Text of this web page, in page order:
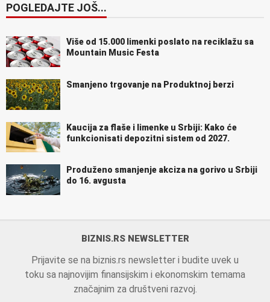
POGLEDAJTE JOŠ...
Više od 15.000 limenki poslato na reciklažu sa
Mountain Music Festa
Smanjeno trgovanje na Produktnoj berzi
Kaucija za flaše i limenke u Srbiji: Kako će
funkcionisati depozitni sistem od 2027.
Produženo smanjenje akciza na gorivo u Srbiji
do 16. avgusta
BIZNIS.RS NEWSLETTER
Prijavite se na biznis.rs newsletter i budite uvek u
toku sa najnovijim finansijskim i ekonomskim temama
značajnim za društveni razvoj.